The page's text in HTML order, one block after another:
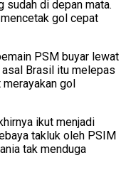
sudah di depan mata.
gol cepat
PSM buyar lewat
Brasil itu melepas
gol
ikut menjadi
takluk oleh PSIM
tak menduga